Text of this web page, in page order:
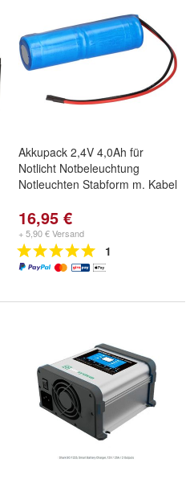
Akkupack 2,4V 4,0Ah für
Notlicht Notbeleuchtung
Notleuchten Stabform m. Kabel
16,95 €
+ 5,90 € Versand
1